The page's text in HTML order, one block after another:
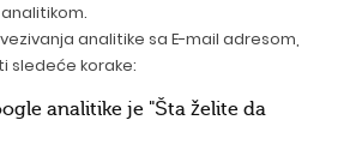
analitike sa E-mail adresom,
sledeće korake:
analitike je "Šta želite da